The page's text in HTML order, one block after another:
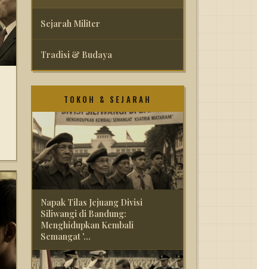
Sejarah Militer
Tradisi & Budaya
TOKOH & SEJARAH
Napak Tilas Jejuang Divisi
Siliwangi di Bandung:
Menghidupkan Kembali
Semangat '...